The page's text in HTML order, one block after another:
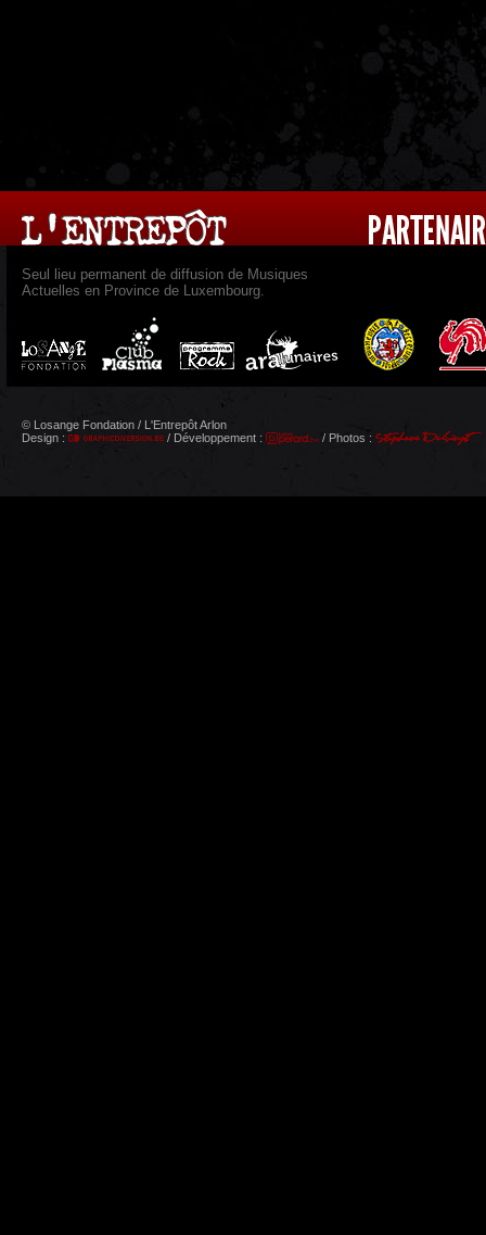
Seul lieu permanent de diffusion de Musiques
Actuelles en Province de Luxembourg.
© Losange Fondation / L'Entrepôt Arlon
Design :
/ Développement : / Photos :